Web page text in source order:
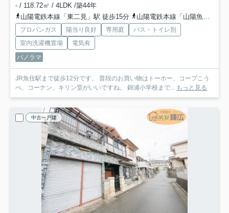
- / 118.72㎡ / 4LDK /築44年
山陽電鉄本線「東二見」駅 徒歩15分
山陽電鉄本線「山陽魚住」駅 徒歩20分
プロパンガス 陽当り良好 専用庭
バス・トイレ別
室内洗濯機置場
電気有
パノラマ
JR魚住駅まで徒歩12分です。 普段のお買い物はトーホー、コープこう
べ、コーナン、キリン堂がいいですね。 錦浦小学校まで...
もっと見る
中古一戸建